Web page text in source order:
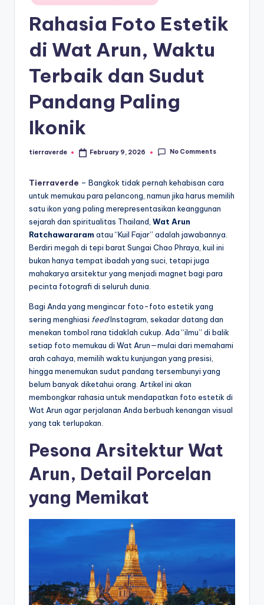
er
ul
diminati,
baik
dalam
negeri
maupun
mancanegara.
in
Rahasia Foto Estetik
di Wat Arun, Waktu
Terbaik dan Sudut
Pandang Paling
Ikonik
Posted
tierraverde February 9, 2026 No Comments
Tierraverde – Bangkok tidak pernah kehabisan cara
untuk memukau para pelancong, namun jika harus memilih
satu ikon yang paling merepresentasikan keanggunan
sejarah dan spiritualitas Thailand, Wat Arun
Ratchawararam atau “Kuil Fajar” adalah jawabannya.
Berdiri megah di tepi barat Sungai Chao Phraya, kuil ini
bukan hanya tempat ibadah yang suci, tetapi juga
mahakarya arsitektur yang menjadi magnet bagi para
pecinta fotografi di seluruh dunia.
Bagi Anda yang mengincar foto-foto estetik yang
sering menghiasi feedInstagram, sekadar datang dan
menekan tombol rana tidaklah cukup. Ada “ilmu” di balik
setiap foto memukau di Wat Arun—mulai dari memahami
arah cahaya, memilih waktu kunjungan yang presisi,
hingga menemukan sudut pandang tersembunyi yang
belum banyak diketahui orang. Artikel ini akan
membongkar rahasia untuk mendapatkan foto estetik di
Wat Arun agar perjalanan Anda berbuah kenangan visual
yang tak terlupakan.
Pesona Arsitektur Wat
Arun, Detail Porcelan
yang Memikat